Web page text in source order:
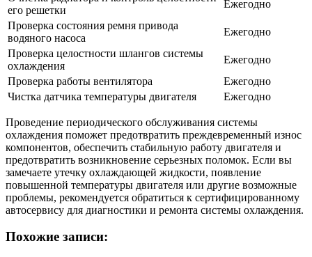
его решетки
Ежегодно
Проверка состояния ремня привода
водяного насоса
Ежегодно
Проверка целостности шлангов системы
охлаждения
Ежегодно
Проверка работы вентилятора
Ежегодно
Чистка датчика температуры двигателя
Ежегодно
Проведение периодического обслуживания системы
охлаждения поможет предотвратить преждевременный износ
компонентов, обеспечить стабильную работу двигателя и
предотвратить возникновение серьезных поломок. Если вы
замечаете утечку охлаждающей жидкости, появление
повышенной температуры двигателя или другие возможные
проблемы, рекомендуется обратиться к сертифицированному
автосервису для диагностики и ремонта системы охлаждения.
Похожие записи: